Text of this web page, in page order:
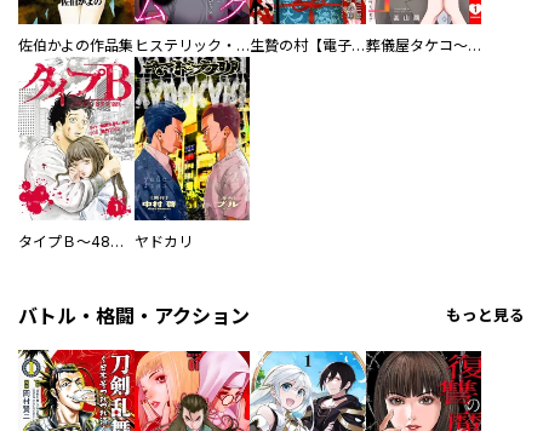
佐伯かよの作品集 ヒステリック・ハーレム～搾られる男と堕ちる女～【電子単行本版】 生贄の村【電子単行本版】 葬儀屋タケコ～あなたの最期、叶えます【電子単行本版】
タイプＢ～48時間後、致死率100％～【単話】 ヤドカリ
バトル・格闘・アクション もっと見る